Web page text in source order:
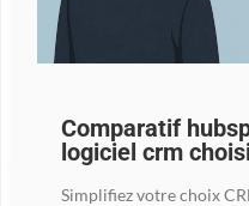
Comparatif
logiciel crm
Simplifiez votre choix